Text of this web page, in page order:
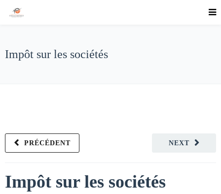
Impôt sur les sociétés
NEXT
PRÉCÉDENT
Impôt sur les sociétés